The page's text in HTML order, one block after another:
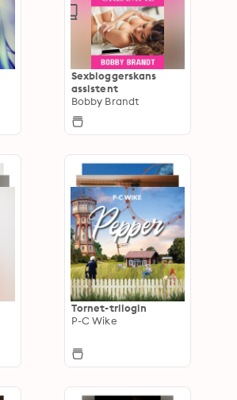
Sexbloggerskans
assistent
Bobby Brandt
Tornet-trilogin
P-C Wike